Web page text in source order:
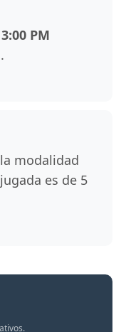
3:00 PM
modalidad
es de 5